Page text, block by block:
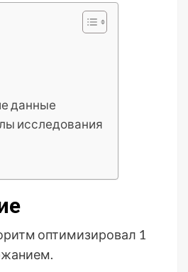
данные
исследования
оптимизировал 1